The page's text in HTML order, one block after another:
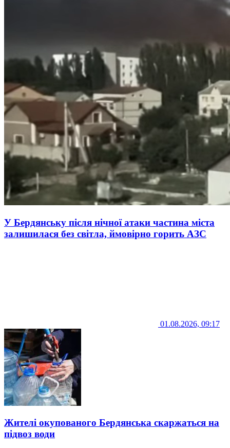
У Бердянську після нічної атаки частина міста
залишилася без світла, ймовірно горить АЗС
01.08.2026, 09:17
Жителі окупованого Бердянська скаржаться на
підвоз води